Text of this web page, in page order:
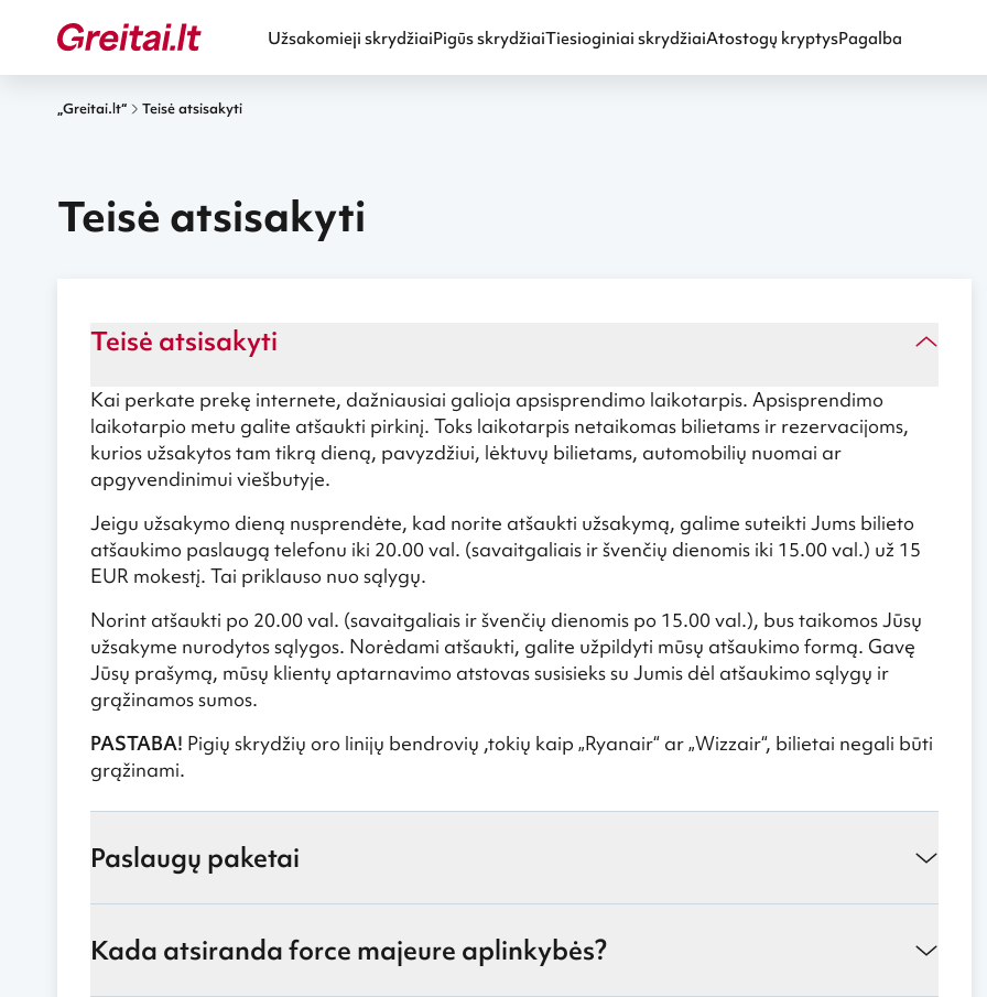
Užsakomieji skrydžiaiPigūs skrydžiaiTiesioginiai skrydžiaiAtostogų kryptysPagalba
„Greitai.lt“ Teisė atsisakyti
Teisė atsisakyti
Teisė atsisakyti
Kai perkate prekę internete, dažniausiai galioja apsisprendimo laikotarpis. Apsisprendimo
laikotarpio metu galite atšaukti pirkinį. Toks laikotarpis netaikomas bilietams ir rezervacijoms,
kurios užsakytos tam tikrą dieną, pavyzdžiui, lėktuvų bilietams, automobilių nuomai ar
apgyvendinimui viešbutyje.
Jeigu užsakymo dieną nusprendėte, kad norite atšaukti užsakymą, galime suteikti Jums bilieto
atšaukimo paslaugą telefonu iki 20.00 val. (savaitgaliais ir švenčių dienomis iki 15.00 val.) už 15
EUR mokestį. Tai priklauso nuo sąlygų.
Norint atšaukti po 20.00 val. (savaitgaliais ir švenčių dienomis po 15.00 val.), bus taikomos Jūsų
užsakyme nurodytos sąlygos. Norėdami atšaukti, galite užpildyti mūsų atšaukimo formą. Gavę
Jūsų prašymą, mūsų klientų aptarnavimo atstovas susisieks su Jumis dėl atšaukimo sąlygų ir
grąžinamos sumos.
PASTABA! Pigių skrydžių oro linijų bendrovių ,tokių kaip „Ryanair“ ar „Wizzair“, bilietai negali būti
grąžinami.
Paslaugų paketai
Kada atsiranda force majeure aplinkybės?